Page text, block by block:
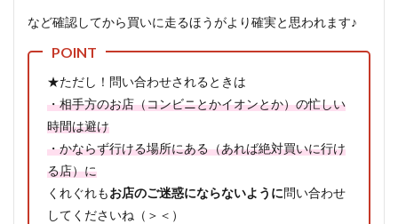
など確認してから買いに走るほうがより確実と思われます♪
★ただし！問い合わせされるときは
・相手方のお店（コンビニとかイオンとか）の忙しい
時間は避け
・かならず行ける場所にある（あれば絶対買いに行け
る店）に
くれぐれもお店のご迷惑にならないように問い合わせ
してくださいね（＞＜）